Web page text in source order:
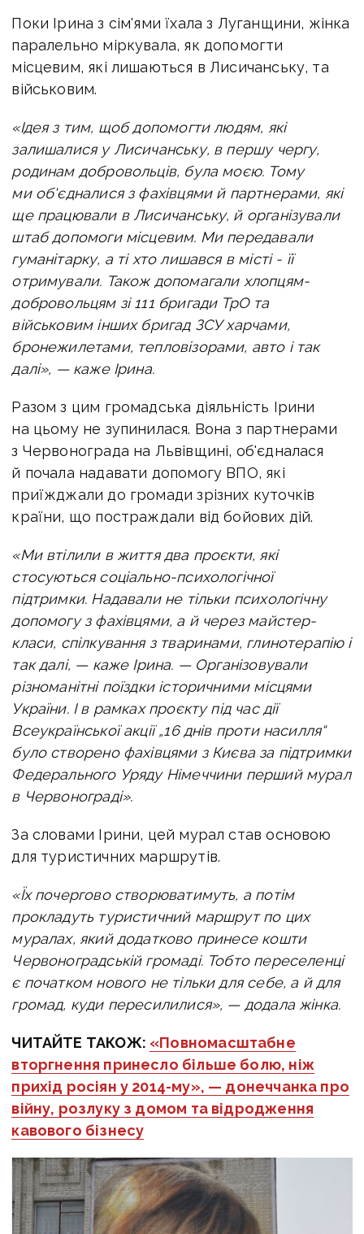
Поки Ірина з сім'ями їхала з Луганщини, жінка
паралельно міркувала, як допомогти
місцевим, які лишаються в Лисичанську, та
військовим.
«Ідея з тим, щоб допомогти людям, які
залишалися у Лисичанську, в першу чергу,
родинам добровольців, була моєю. Тому
ми об'єдналися з фахівцями й партнерами, які
ще працювали в Лисичанську, й організували
штаб допомоги місцевим. Ми передавали
гуманітарку, а ті хто лишався в місті - її
отримували. Також допомагали хлопцям-
добровольцям зі 111 бригади ТрО та
військовим інших бригад ЗСУ харчами,
бронежилетами, тепловізорами, авто і так
далі», — каже Ірина.
Разом з цим громадська діяльність Ірини
на цьому не зупинилася. Вона з партнерами
з Червонограда на Львівщині, об'єдналася
й почала надавати допомогу ВПО, які
приїжджали до громади зрізних куточків
країни, що постраждали від бойових дій.
«Ми втілили в життя два проєкти, які
стосуються соціально-психологічної
підтримки. Надавали не тільки психологічну
допомогу з фахівцями, а й через майстер-
класи, спілкування з тваринами, глинотерапію і
так далі, — каже Ірина. — Організовували
різноманітні поїздки історичними місцями
України. І в рамках проєкту під час дії
Всеукраїнської акції „16 днів проти насилля“
було створено фахівцями з Києва за підтримки
Федерального Уряду Німеччини перший мурал
в Червонограді».
За словами Ірини, цей мурал став основою
для туристичних маршрутів.
«Їх почергово створюватимуть, а потім
прокладуть туристичний маршрут по цих
муралах, який додатково принесе кошти
Червоноградській громаді. Тобто переселенці
є початком нового не тільки для себе, а й для
громад, куди пересилилися», — додала жінка.
ЧИТАЙТЕ ТАКОЖ: «Повномасштабне
вторгнення принесло більше болю, ніж
прихід росіян у 2014-му», — донеччанка про
війну, розлуку з домом та відродження
кавового бізнесу